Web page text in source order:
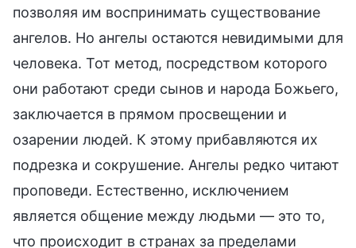
позволяя им воспринимать существование
ангелов. Но ангелы остаются невидимыми для
человека. Тот метод, посредством которого
они работают среди сынов и народа Божьего,
заключается в прямом просвещении и
озарении людей. К этому прибавляются их
подрезка и сокрушение. Ангелы редко читают
проповеди. Естественно, исключением
является общение между людьми — это то,
что происходит в странах за пределами